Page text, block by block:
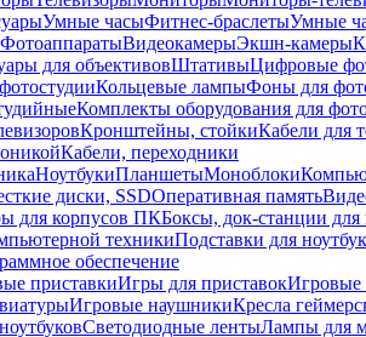
Умные часыФитнес-браслетыУмные
ФотоаппаратыВидеокамерыЭкшн-камеры
для объективовШтативыЦифровые
Кольцевые лампыФоны для
Комплекты оборудования для
Кронштейны, стойкиКабели для
Кабели, переходники
НоутбукиПланшетыМоноблоки
диски, SSDОперативная память
для корпусов ПКБоксы, док-станции для
техникиПодставки для
обеспечение
приставкиИгры для приставокИгровые
Игровые наушникиКресла
Светодиодные лентыЛампы для